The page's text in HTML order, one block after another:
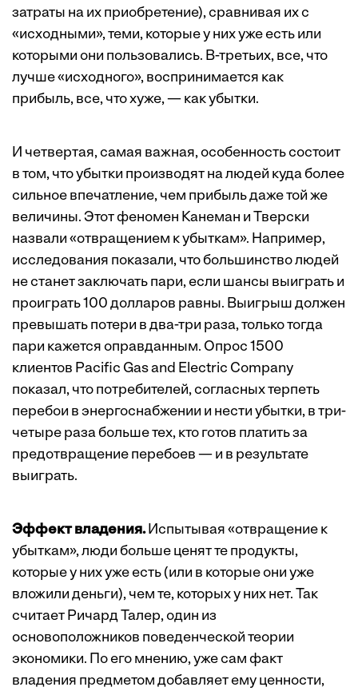
затраты на их приобретение), сравнивая их с
«исходными», теми, которые у них уже есть или
которыми они пользовались. В-третьих, все, что
лучше «исходного», воспринимается как
прибыль, все, что хуже, — как убытки.
И четвертая, самая важная, особенность состоит
в том, что убытки производят на людей куда более
сильное впечатление, чем прибыль даже той же
величины. Этот феномен Канеман и Тверски
назвали «отвращением к убыткам». Например,
исследования показали, что большинство людей
не станет заключать пари, если шансы выиграть и
проиграть 100 долларов равны. Выигрыш должен
превышать потери в два-три раза, только тогда
пари кажется оправданным. Опрос 1500
клиентов Pacific Gas and Electric Company
показал, что потребителей, согласных терпеть
перебои в энергоснабжении и нести убытки, в три-
четыре раза больше тех, кто готов платить за
предотвращение перебоев — и в результате
выиграть.
Эффект владения.Испытывая «отвращение к
убыткам», люди больше ценят те продукты,
которые у них уже есть (или в которые они уже
вложили деньги), чем те, которых у них нет. Так
считает Ричард Талер, один из
основоположников поведенческой теории
экономики. По его мнению, уже сам факт
владения предметом добавляет ему ценности,